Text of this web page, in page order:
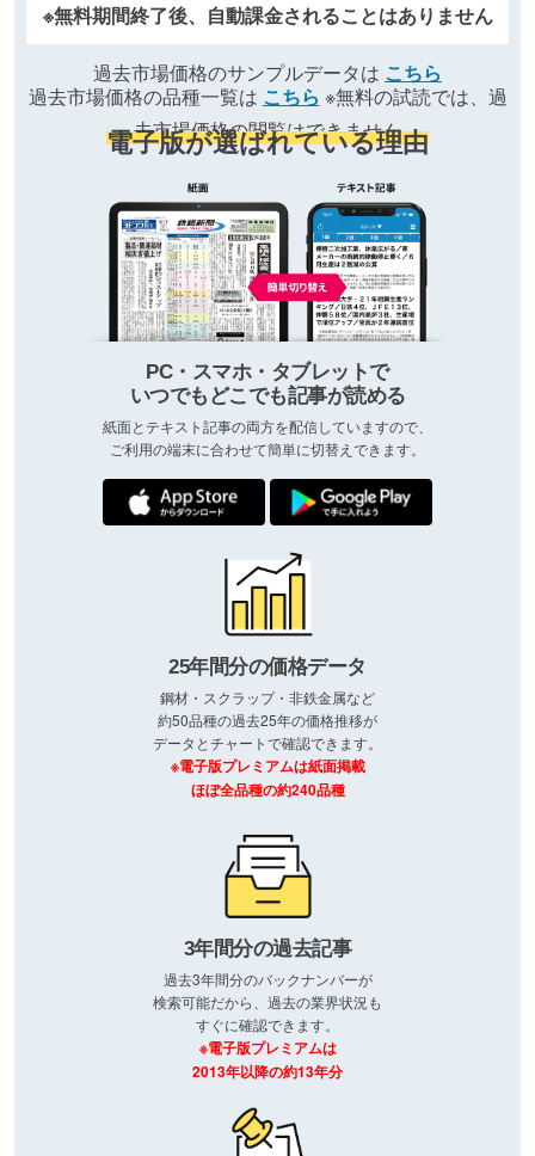
※無料期間終了後、自動課金されることはありません
過去市場価格のサンプルデータは こちら
過去市場価格の品種一覧は こちら ※無料の試読では、過
去市場価格の閲覧はできません
電子版が選ばれている理由
PC・スマホ・タブレットで
いつでもどこでも記事が読める
紙面とテキスト記事の両方を配信していますので、
ご利用の端末に合わせて簡単に切替えできます。
25年間分の価格データ
鋼材・スクラップ・非鉄金属など
約50品種の過去25年の価格推移が
データとチャートで確認できます。
※電子版プレミアムは紙面掲載
ほぼ全品種の約240品種
3年間分の過去記事
過去3年間分のバックナンバーが
検索可能だから、過去の業界状況も
すぐに確認できます。
※電子版プレミアムは
2013年以降の約13年分